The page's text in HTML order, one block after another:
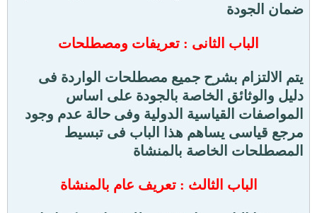
ضمان الجودة
الباب الثانى : تعريفات ومصطلحات
يتم الالتزام بشرح جميع مصطلحات الواردة فى
دليل والوثائق الخاصة بالجودة على اساس
المواصفات القياسية الدولية وفى حالة عدم وجود
مرجع قياسى يساهم هذا الباب فى تبسيط
المصطلحات الخاصة بالمنشاة
الباب الثالث : تعريف عام بالمنشاة